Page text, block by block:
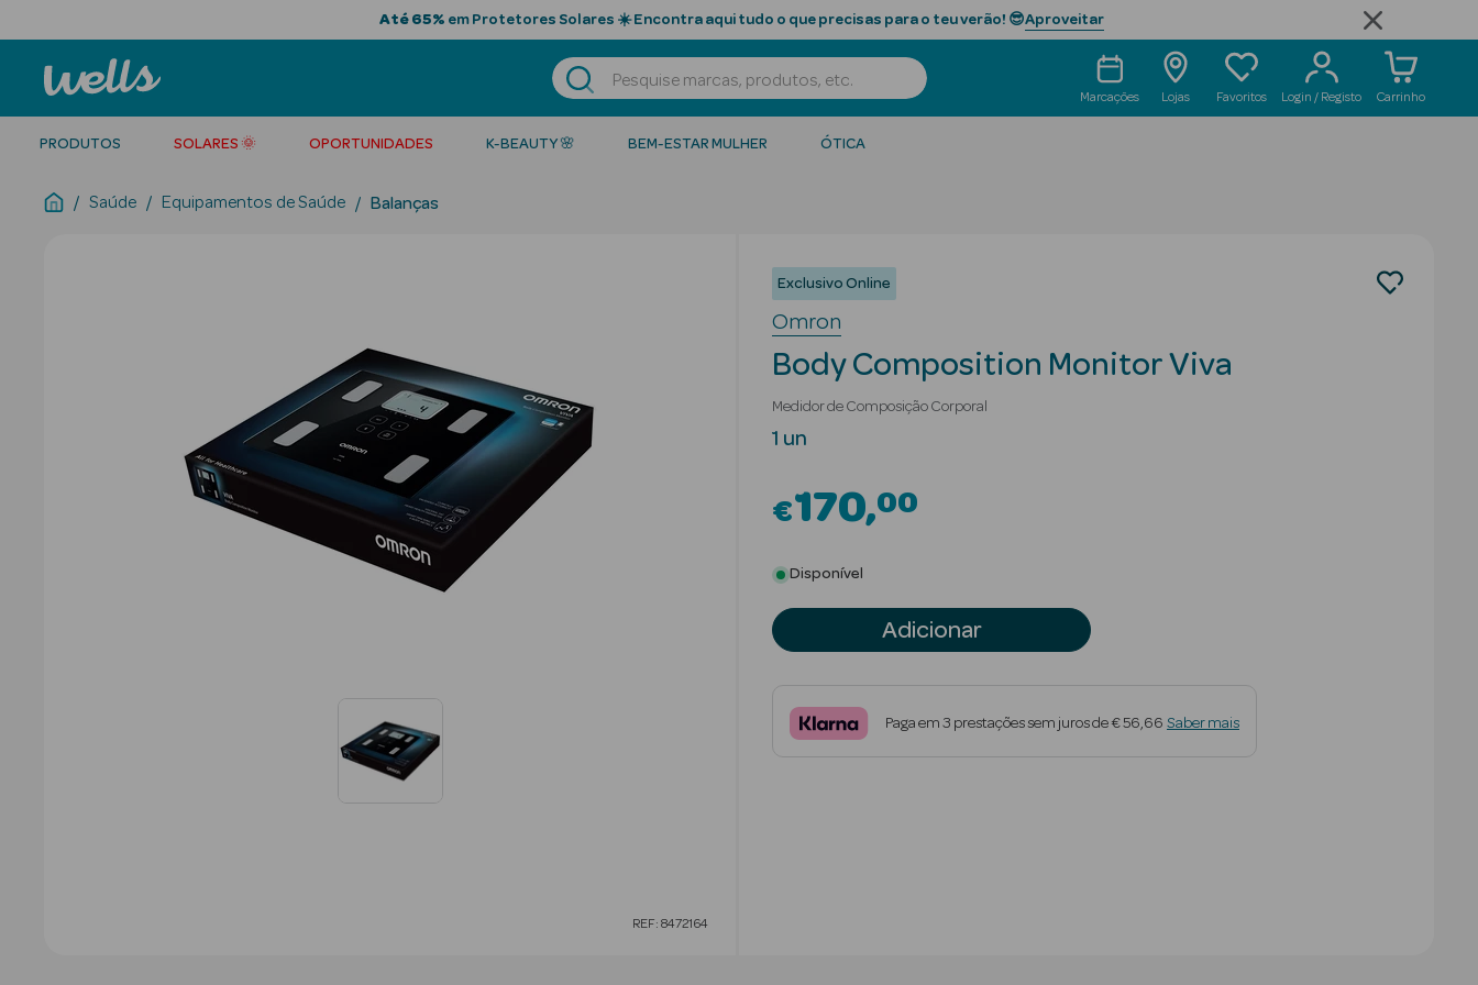
Até 65% em Protetores Solares ☀️ Encontra aqui tudo o que precisas para o teu verão! 😎Aproveitar
Marcações Lojas Favoritos Login / Registo Carrinho
PRODUTOS SOLARES 🌞 OPORTUNIDADES K-BEAUTY 🌸 BEM-ESTAR MULHER ÓTICA
Saúde Equipamentos de Saúde Balanças
REF: 8472164
Exclusivo Online
Omron
Body Composition Monitor Viva
Medidor de Composição Corporal
1 un
€170 00
Disponível
Adicionar
Paga em 3 prestações sem juros de € 56,66 Saber mais